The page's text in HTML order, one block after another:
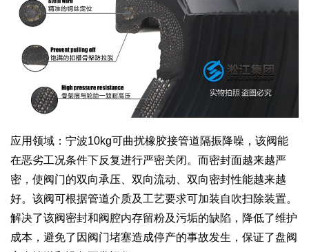
应用领域：宁波10kg可曲扰橡胶接管道隔振降噪，该阀能
在恶劣工况条件下反复进行严密关闭。而密封面越来越严
密，使阀门的双向承压、双向流动、双向密封性能越来越
好。该阀可根据管道介质及工艺要求可加装自吹扫除装置。
解决了该阀密封和阀腔内存留粉及污垢的缺陷，降低了维护
成本，避免了因阀门堵塞造成停产的事故发生，保证了盘阀